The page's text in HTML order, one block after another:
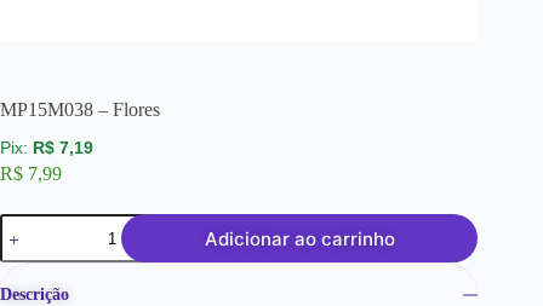
MP15M038 – Flores
R$ 7,19
R$ 7,99
Adicionar ao carrinho
Descrição